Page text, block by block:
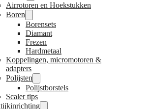
Airrotoren en Hoekstukken
Boren
Borensets
Diamant
Frezen
Hardmetaal
Koppelingen, micromotoren &
adapters
Polijsten
Polijstborstels
Scaler tips